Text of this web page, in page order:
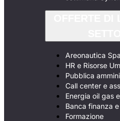
Areonautica
HR e Risorse
Pubblica
Call center e
Energia oil gas
Banca finanza
Formazione